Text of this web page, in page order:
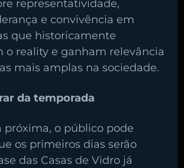
representatividade,
e convivência em
que historicamente
o reality e ganham relevância
mais amplas na sociedade.
da temporada
próxima, o público pode
os primeiros dias serão
das Casas de Vidro já